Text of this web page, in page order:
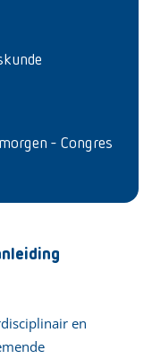
- Congres
en